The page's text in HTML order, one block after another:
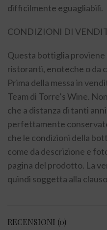
difficilmente eguagliabili.
CONDIZIONI DI
Questa bottiglia proviene
ristoranti, enoteche o da
Prima della messa in
Team di Torre’s Wine.
che a distanza di tanti
perfettamente
che le condizioni della
come da descrizione e
pagina del prodotto. La
quindi soggetta alla
RECENSIONI (0)